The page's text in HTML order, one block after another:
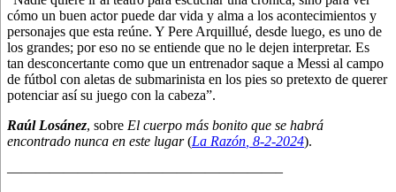
cómo un buen actor puede dar vida y alma a los acontecimientos y
personajes que esta reúne. Y Pere Arquillué, desde luego, es uno de
los grandes; por eso no se entiende que no le dejen interpretar. Es
tan desconcertante como que un entrenador saque a Messi al campo
de fútbol con aletas de submarinista en los pies so pretexto de querer
potenciar así su juego con la cabeza”.
Raúl Losánez, sobre El cuerpo más bonito que se habrá
encontrado nunca en este lugar(La Razón , 8-2-2024).
———————————————————–